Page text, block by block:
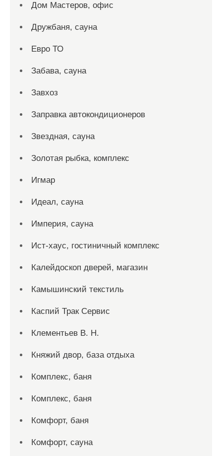
Дом Мастеров, офис
Дружбаня, сауна
Евро ТО
Забава, сауна
Завхоз
Заправка автокондиционеров
Звездная, сауна
Золотая рыбка, комплекс
Игмар
Идеал, сауна
Империя, сауна
Ист-хаус, гостиничный комплекс
Калейдоскоп дверей, магазин
Камышинский текстиль
Каспий Трак Сервис
Клементьев В. Н.
Княжий двор, база отдыха
Комплекс, баня
Комплекс, баня
Комфорт, баня
Комфорт, сауна